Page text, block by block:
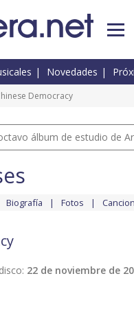
Novedades
Democracy
álbum de estudio de
Biografía Fotos
22 de noviembre de